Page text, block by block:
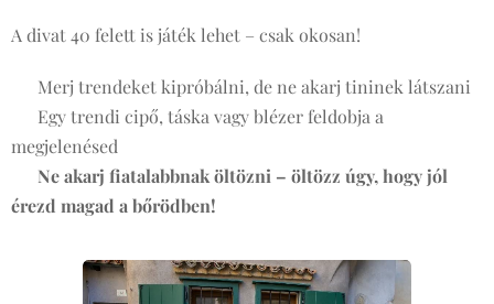
A divat 40 felett is játék lehet – csak okosan!
✔ Merj trendeket kipróbálni, de ne akarj tininek látszani
✔ Egy trendi cipő, táska vagy blézer feldobja a
megjelenésed
Ne akarj fiatalabbnak öltözni – öltözz úgy, hogy jól
érezd magad a bőrödben!